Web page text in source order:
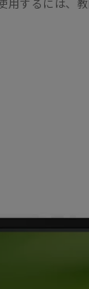
用するには、